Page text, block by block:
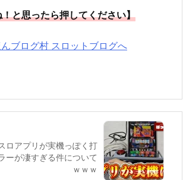
と思ったら押してください】
ロアプリが実機っぽく打
ーが凄すぎる件について
ｗｗｗ